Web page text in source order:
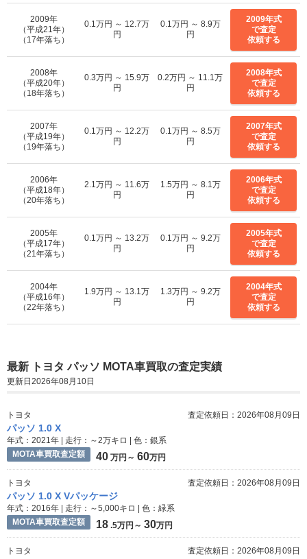
2009年
（平成21年）
（17年落ち）
0.1万円 ～ 12.7万
円
0.1万円 ～ 8.9万
円
2009年式
で査定
依頼する
2008年
（平成20年）
（18年落ち）
0.3万円 ～ 15.9万
円
0.2万円 ～ 11.1万
円
2008年式
で査定
依頼する
2007年
（平成19年）
（19年落ち）
0.1万円 ～ 12.2万
円
0.1万円 ～ 8.5万
円
2007年式
で査定
依頼する
2006年
（平成18年）
（20年落ち）
2.1万円 ～ 11.6万
円
1.5万円 ～ 8.1万
円
2006年式
で査定
依頼する
2005年
（平成17年）
（21年落ち）
0.1万円 ～ 13.2万
円
0.1万円 ～ 9.2万
円
2005年式
で査定
依頼する
2004年
（平成16年）
（22年落ち）
1.9万円 ～ 13.1万
円
1.3万円 ～ 9.2万
円
2004年式
で査定
依頼する
最新 トヨタ パッソ MOTA車買取の査定実績
更新日2026年08月10日
トヨタ 査定依頼日：2026年08月09日
パッソ 1.0 X
年式：2021年 | 走行：～2万キロ | 色：銀系
MOTA車買取査定額
40 万円～ 60万円
トヨタ 査定依頼日：2026年08月09日
パッソ 1.0 X Vパッケージ
年式：2016年 | 走行：～5,000キロ | 色：緑系
MOTA車買取査定額
18 .5万円～ 30万円
トヨタ 査定依頼日：2026年08月09日